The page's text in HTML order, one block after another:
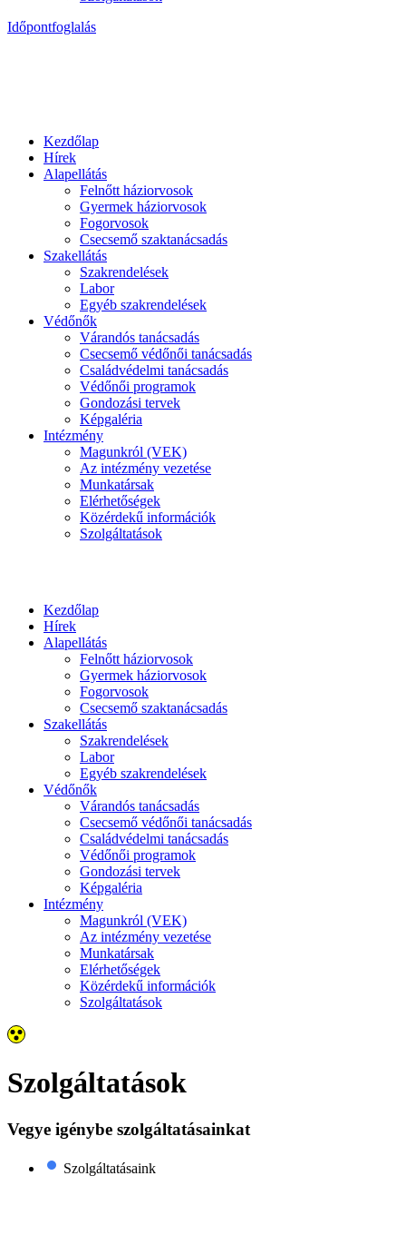
Időpontfoglalás
Kezdőlap
Hírek
Alapellátás
Felnőtt háziorvosok
Gyermek háziorvosok
Fogorvosok
Csecsemő szaktanácsadás
Szakellátás
Szakrendelések
Labor
Egyéb szakrendelések
Védőnők
Várandós tanácsadás
Csecsemő védőnői tanácsadás
Családvédelmi tanácsadás
Védőnői programok
Gondozási tervek
Képgaléria
Intézmény
Magunkról (VEK)
Az intézmény vezetése
Munkatársak
Elérhetőségek
Közérdekű információk
Szolgáltatások
Kezdőlap
Hírek
Alapellátás
Felnőtt háziorvosok
Gyermek háziorvosok
Fogorvosok
Csecsemő szaktanácsadás
Szakellátás
Szakrendelések
Labor
Egyéb szakrendelések
Védőnők
Várandós tanácsadás
Csecsemő védőnői tanácsadás
Családvédelmi tanácsadás
Védőnői programok
Gondozási tervek
Képgaléria
Intézmény
Magunkról (VEK)
Az intézmény vezetése
Munkatársak
Elérhetőségek
Közérdekű információk
Szolgáltatások
Szolgáltatások
Vegye igénybe szolgáltatásainkat
Szolgáltatásaink
Alapellátás
Szakellátás
Védőnő
Ügyelet
Időpontfoglalás